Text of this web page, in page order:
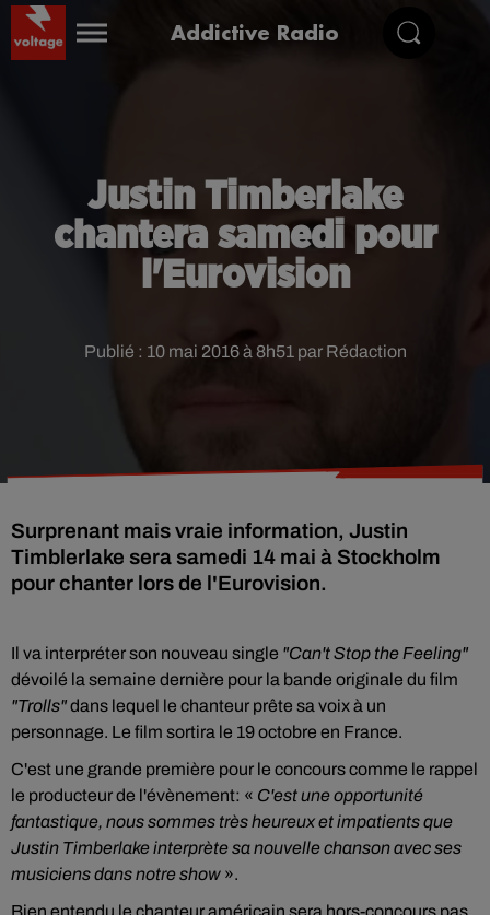
Addictive Radio
Justin Timberlake
chantera samedi pour
l'Eurovision
Publié : 10 mai 2016 à 8h51 par Rédaction
Surprenant mais vraie information, Justin
Timblerlake sera samedi 14 mai à Stockholm
pour chanter lors de l'Eurovision.
Il va interpréter son nouveau single "Can't Stop the Feeling"
dévoilé la semaine dernière pour la bande originale du film
"Trolls"dans lequel le chanteur prête sa voix à un
personnage. Le film sortira le 19 octobre en France.
C'est une grande première pour le concours comme le rappel
le producteur de l'évènement: « C'est une opportunité
fantastique, nous sommes très heureux et impatients que
Justin Timberlake interprète sa nouvelle chanson avec ses
musiciens dans notre show ».
Bien entendu le chanteur américain sera hors-concours pas